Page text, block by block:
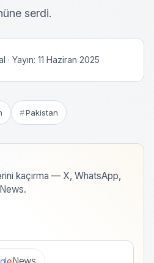
serdi.
Yayın: 11 Haziran 2025
Pakistan
kaçırma — X, WhatsApp,